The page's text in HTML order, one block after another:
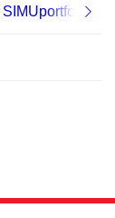
SIMUportfolio